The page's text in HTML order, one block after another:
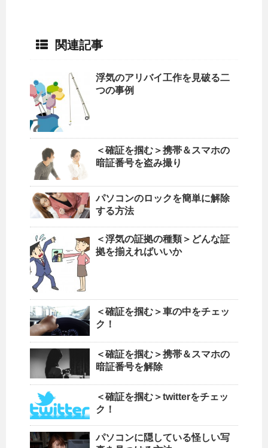
関連記事
浮気のアリバイ工作を見破る二
つの事例
＜確証を掴む＞携帯＆スマホの
暗証番号を盗み撮り
パソコンのロックを簡単に解除
する方法
＜浮気の証拠の種類＞どんな証
拠を揃えればいいか
＜確証を掴む＞車の中をチェッ
ク！
＜確証を掴む＞携帯＆スマホの
暗証番号を解除
＜確証を掴む＞twitterをチェッ
ク！
パソコンに隠している怪しい写